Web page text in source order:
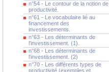
n°54 - Le contour de la notion de
productivité.
n°61 - Le vocabulaire lié au
financement des
investissements.
n°63 - Les déterminants de
l'investissement. (1).
n°68 - Les déterminants de
l'investissement. (2)
n°70 - Les différents types de
productivité (exemples et